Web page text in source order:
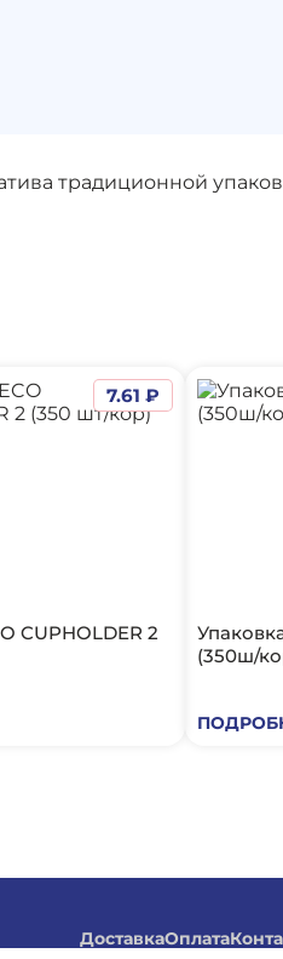
традиционной
CUPHOLDER 2
7.61 ₽
(350ш/
ДоставкаОплата